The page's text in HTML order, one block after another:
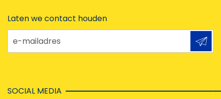
Laten we contact houden
e-mailadres
SOCIAL MEDIA